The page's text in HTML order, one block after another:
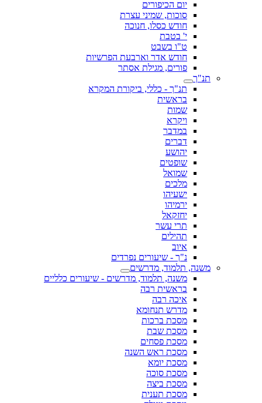
יום הכיפורים
סוכות, שמיני עצרת
חודש כסלו, חנוכה
י' בטבת
ט"ו בשבט
חודש אדר וארבעת הפרשיות
פורים, מגילת אסתר
תנ"ך
תנ"ך - כללי, ביקורת המקרא
בראשית
שמות
ויקרא
במדבר
דברים
יהושע
שופטים
שמואל
מלכים
ישעיהו
ירמיהו
יחזקאל
תרי עשר
תהילים
איוב
נ"ך - שיעורים נפרדים
משנה, תלמוד, מדרשים
משנה, תלמוד, מדרשים - שיעורים כלליים
בראשית רבה
איכה רבה
מדרש תנחומא
מסכת ברכות
מסכת שבת
מסכת פסחים
מסכת ראש השנה
מסכת יומא
מסכת סוכה
מסכת ביצה
מסכת תענית